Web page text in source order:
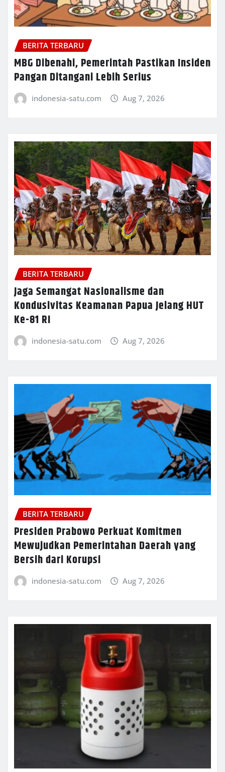
BERITA TERBARU
MBG Dibenahi, Pemerintah Pastikan Insiden
Pangan Ditangani Lebih Serius
indonesia-satu.com Aug 7, 2026
BERITA TERBARU
Jaga Semangat Nasionalisme dan
Kondusivitas Keamanan Papua Jelang HUT
Ke-81 RI
indonesia-satu.com Aug 7, 2026
BERITA TERBARU
Presiden Prabowo Perkuat Komitmen
Mewujudkan Pemerintahan Daerah yang
Bersih dari Korupsi
indonesia-satu.com Aug 7, 2026